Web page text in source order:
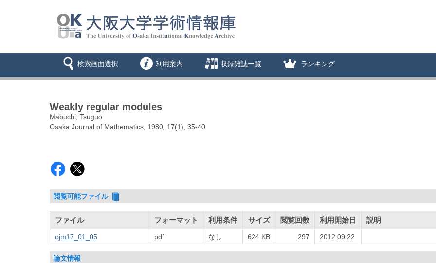
検索画面選択 利用案内 収録雑誌一覧 ランキング
Weakly regular modules
Mabuchi, Tsuguo
Osaka Journal of Mathematics, 1980, 17(1), 35-40
閲覧可能ファイル
ファイル フォーマット 利用条件 サイズ 閲覧回数 利用開始日 説明
ojm17_01_05 pdf なし 624 KB 297 2012.09.22
論文情報